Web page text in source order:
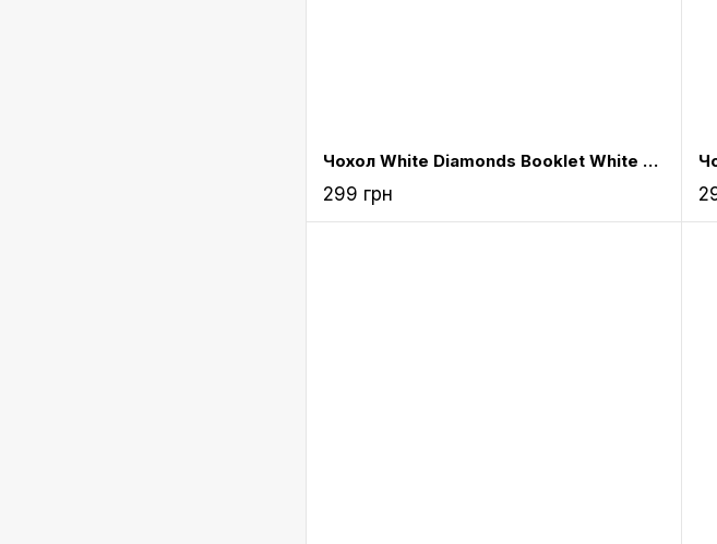
Чохол White Diamonds Booklet White for iPad Air (1161TRI47)
299 грн